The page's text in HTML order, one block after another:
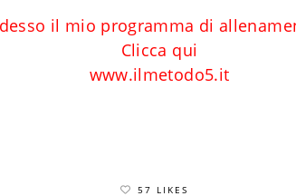
il mio programma di
Clicca qui
www.ilmetodo5.it
57 LIKES